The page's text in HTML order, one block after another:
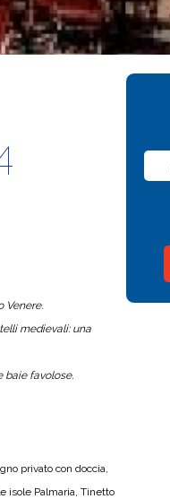
Venere.
medievali: una
baie favolose.
privato con doccia,
isole Palmaria, Tinetto